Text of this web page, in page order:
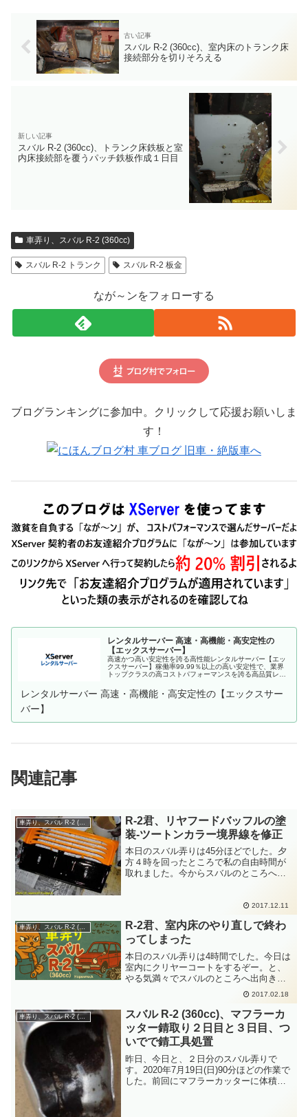
スバル R-2 (360cc)、室内床のトランク床
接続部分を切りそろえる
スバル R-2 (360cc)、トランク床鉄板と室
内床接続部を覆うパッチ鉄板作成１日目
車弄り、スバル R-2 (360cc)
スバル R-2 トランク スバル R-2 板金
なが～ンをフォローする
ブログランキングに参加中。クリックして応援お願いしま
す！
レンタルサーバー 高速・高機能・高安定性の
【エックスサーバー】
高速かつ高い安定性を誇る高性能レンタルサーバー【エッ
クスサーバー】稼働率99.99％以上の高い安定性で、業界
トップクラスの高コストパフォーマンスを誇る高品質レン
無料お試し10日間。
レンタルサーバー 高速・高機能・高安定性の【エックスサー
バー】
関連記事
R-2君、リヤフードバッフルの塗
装-ツートンカラー境界線を修正
本日のスバル弄りは45分ほどでした。夕
方４時を回ったところで私の自由時間が
取れました。今からスバルのところへ行
それでも行くの。と、甘ちゃんのヘタレ
根性が囁くのですが.....
2017.12.11
車弄り、スバル R-2 (360cc)
R-2君、室内床のやり直しで終わ
ってしまった
本日のスバル弄りは4時間でした。今日は
室内にクリヤーコートをするぞー。と、
やる気満々でスバルのところへ出向きま
した。まずは室内床の細かい確認と掃除
です。クリヤーコートをする前に、塗装
の時についたゴミ、塗装ブツ等をサンド
ペーパーでチマチマと研...
2017.02.18
車弄り、スバル R-2 (360cc)
スバル R-2 (360cc)、マフラーカ
ッター錆取り２日目と３日目、つ
いでで錆工具処置
昨日、今日と、２日分のスバル弄りで
す。2020年7月19日(日)90分ほどの作業で
した。前回にマフラーカッターに体積し